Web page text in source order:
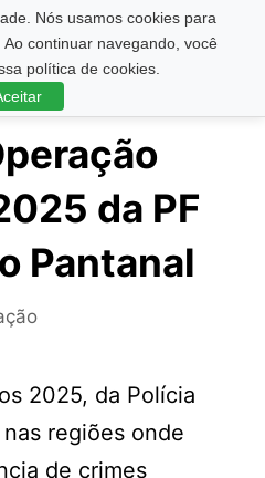
Nós usamos cookies para
continuar navegando, você
política de cookies.
da PF
Pantanal
2025, da Polícia
regiões onde
de crimes